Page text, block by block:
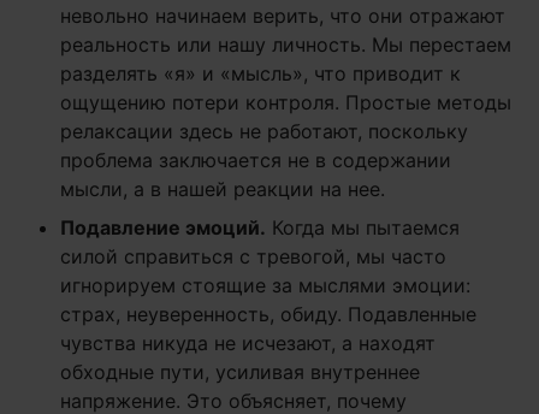
невольно начинаем верить, что они отражают
реальность или нашу личность. Мы перестаем
разделять «я» и «мысль», что приводит к
ощущению потери контроля. Простые методы
релаксации здесь не работают, поскольку
проблема заключается не в содержании
мысли, а в нашей реакции на нее.
Подавление эмоций. Когда мы пытаемся
силой справиться с тревогой, мы часто
игнорируем стоящие за мыслями эмоции:
страх, неуверенность, обиду. Подавленные
чувства никуда не исчезают, а находят
обходные пути, усиливая внутреннее
напряжение. Это объясняет, почему